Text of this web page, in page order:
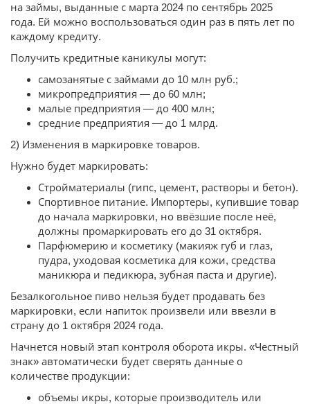
на займы, выданные с марта 2024 по сентябрь 2025
года. Ей можно воспользоваться один раз в пять лет по
каждому кредиту.
Получить кредитные каникулы могут:
самозанятые с займами до 10 млн руб.;
микропредприятия — до 60 млн;
малые предприятия — до 400 млн;
средние предприятия — до 1 млрд.
2) Изменения в маркировке товаров.
Нужно будет маркировать:
Стройматериалы (гипс, цемент, растворы и бетон).
Спортивное питание. Импортеры, купившие товар
до начала маркировки, но ввёзшие после неё,
должны промаркировать его до 31 октября.
Парфюмерию и косметику (макияж губ и глаз,
пудра, уходовая косметика для кожи, средства
маникюра и педикюра, зубная паста и другие).
Безалкогольное пиво нельзя будет продавать без
маркировки, если напиток произвели или ввезли в
страну до 1 октября 2024 года.
Начнется новый этап контроля оборота икры. «Честный
знак» автоматически будет сверять данные о
количестве продукции:
объемы икры, которые производитель или